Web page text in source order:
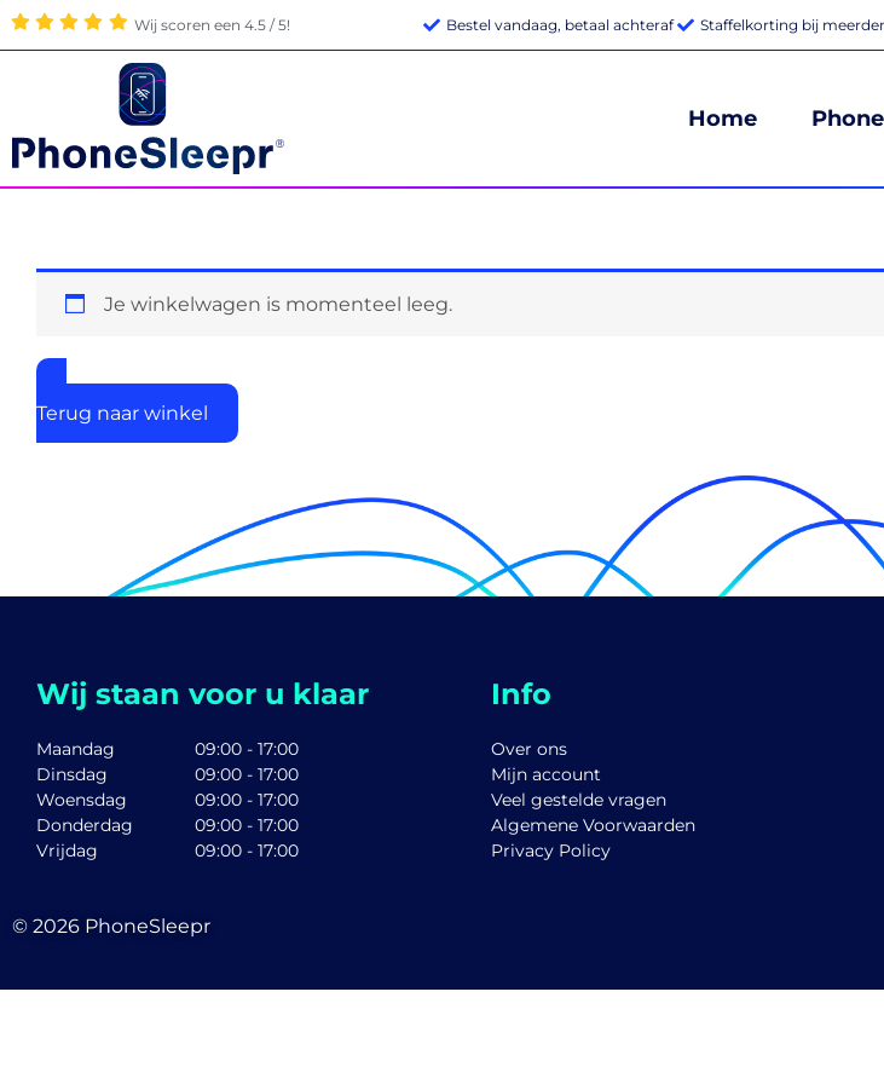
Ga
naar
Wij scoren een 4.5 / 5! Bestel vandaag, betaal achteraf Staffelkorting bij
Home
Je winkelwagen is momenteel leeg.
Terug naar winkel
Wij staan voor u klaar
Maandag
09:00 - 17:00
Dinsdag
09:00 - 17:00
Woensdag
09:00 - 17:00
Donderdag
09:00 - 17:00
Vrijdag
09:00 - 17:00
Info
Over ons
Mijn account
Veel gestelde vragen
Algemene Voorwaarden
Privacy Policy
© 2026 PhoneSleepr